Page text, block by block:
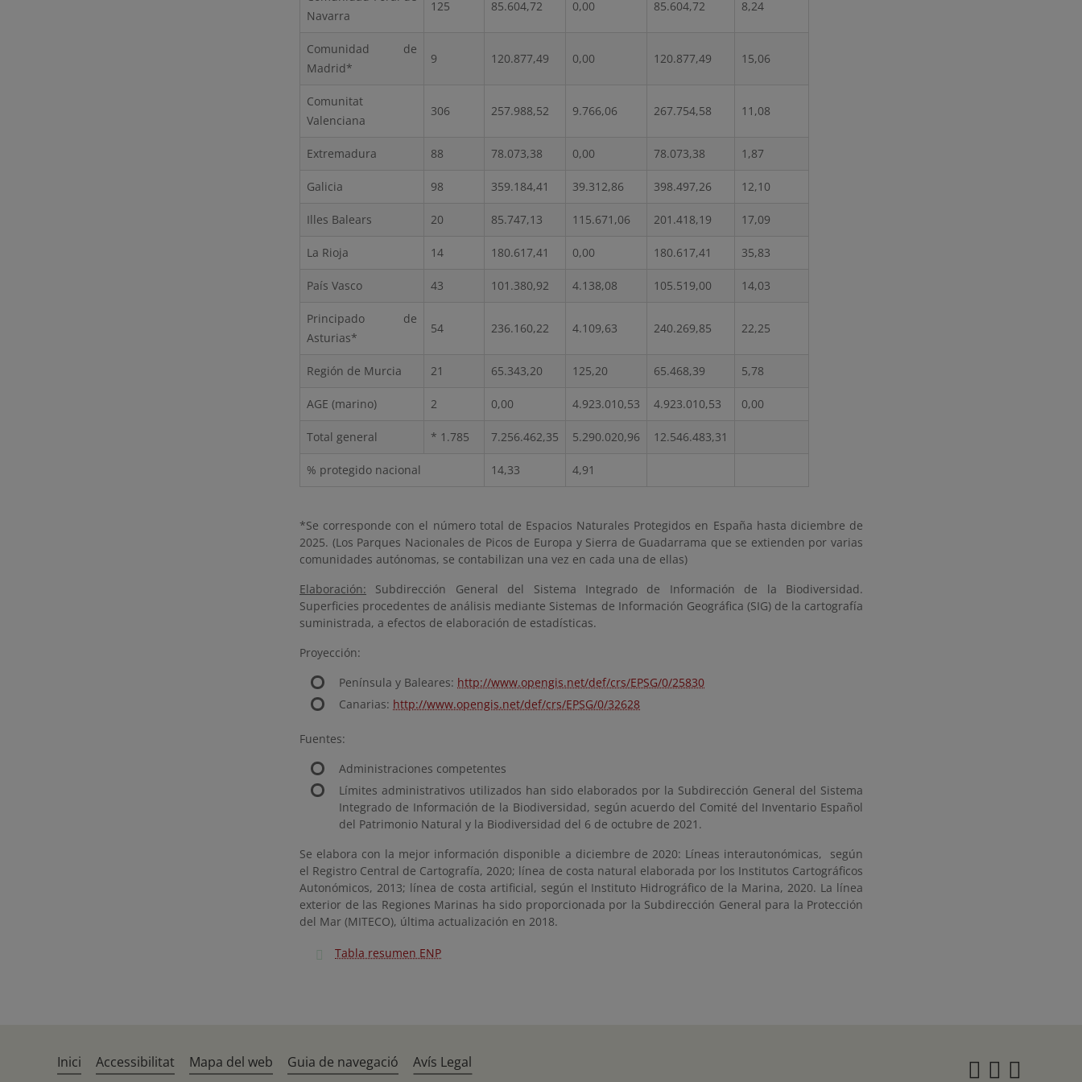
Navarra
125 85.604,72 0,00 85.604,72 8,24
Comunidad de
Madrid*
9 120.877,49 0,00 120.877,49 15,06
Comunitat
Valenciana
306 257.988,52 9.766,06 267.754,58 11,08
Extremadura 88 78.073,38 0,00 78.073,38 1,87
Galicia 98 359.184,41 39.312,86 398.497,26 12,10
Illes Balears 20 85.747,13 115.671,06 201.418,19 17,09
La Rioja 14 180.617,41 0,00 180.617,41 35,83
País Vasco 43 101.380,92 4.138,08 105.519,00 14,03
Principado de
Asturias*
54 236.160,22 4.109,63 240.269,85 22,25
Región de Murcia 21 65.343,20 125,20 65.468,39 5,78
AGE (marino) 2 0,00 4.923.010,53 4.923.010,53 0,00
Total general * 1.785 7.256.462,35 5.290.020,96 12.546.483,31
% protegido nacional 14,33 4,91
*Se corresponde con el número total de Espacios Naturales Protegidos en España hasta diciembre de
2025. (Los Parques Nacionales de Picos de Europa y Sierra de Guadarrama que se extienden por varias
comunidades autónomas, se contabilizan una vez en cada una de ellas)
Elaboración: Subdirección General del Sistema Integrado de Información de la Biodiversidad.
Superficies procedentes de análisis mediante Sistemas de Información Geográfica (SIG) de la cartografía
suministrada, a efectos de elaboración de estadísticas.
Proyección:
Península y Baleares: http://www.opengis.net/def/crs/EPSG/0/25830
Canarias: http://www.opengis.net/def/crs/EPSG/0/32628
Fuentes:
Administraciones competentes
Límites administrativos utilizados han sido elaborados por la Subdirección General del Sistema
Integrado de Información de la Biodiversidad, según acuerdo del Comité del Inventario Español
del Patrimonio Natural y la Biodiversidad del 6 de octubre de 2021.
Se elabora con la mejor información disponible a diciembre de 2020: Líneas interautonómicas, según
el Registro Central de Cartografía, 2020; línea de costa natural elaborada por los Institutos Cartográficos
Autonómicos, 2013; línea de costa artificial, según el Instituto Hidrográfico de la Marina, 2020. La línea
exterior de las Regiones Marinas ha sido proporcionada por la Subdirección General para la Protección
del Mar (MITECO), última actualización en 2018.
Tabla resumen ENP
Inici Accessibilitat Mapa del web Guia de navegació Avís Legal Twitter